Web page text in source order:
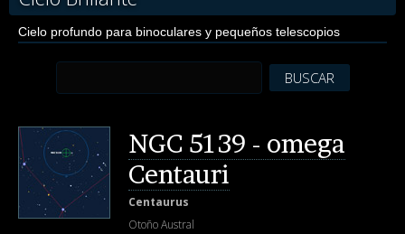
Cielo profundo para binoculares y pequeños telescopios
BUSCAR
NGC 5139 - omega
Centauri
Centaurus
Otoño Austral